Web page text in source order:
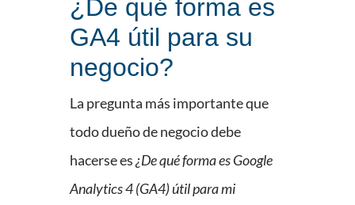
¿De qué forma es
GA4 útil para su
negocio?
La pregunta más importante que
todo dueño de negocio debe
hacerse es¿De qué forma es Google
Analytics 4 (GA4) útil para mi